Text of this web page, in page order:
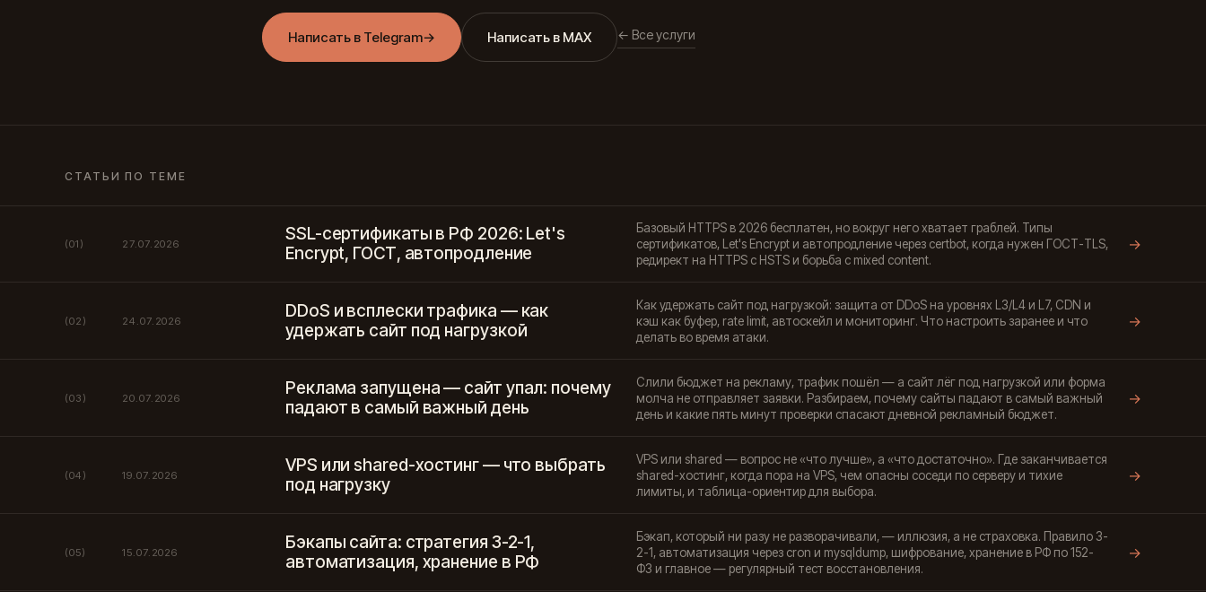
Написать в Telegram→ Написать в MAX ← Все услуги
СТАТЬИ ПО ТЕМЕ
(01) 27.07.2026
SSL-сертификаты в РФ 2026: Let's
Encrypt, ГОСТ, автопродление
Базовый HTTPS в 2026 бесплатен, но вокруг него хватает граблей. Типы
сертификатов, Let's Encrypt и автопродление через certbot, когда нужен ГОСТ-TLS,
редирект на HTTPS с HSTS и борьба с mixed content.
→
(02) 24.07.2026
DDoS и всплески трафика — как
удержать сайт под нагрузкой
Как удержать сайт под нагрузкой: защита от DDoS на уровнях L3/L4 и L7, CDN и
кэш как буфер, rate limit, автоскейл и мониторинг. Что настроить заранее и что
делать во время атаки.
→
(03) 20.07.2026
Реклама запущена — сайт упал: почему
падают в самый важный день
Слили бюджет на рекламу, трафик пошёл — а сайт лёг под нагрузкой или форма
молча не отправляет заявки. Разбираем, почему сайты падают в самый важный
день и какие пять минут проверки спасают дневной рекламный бюджет.
→
(04) 19.07.2026
VPS или shared-хостинг — что выбрать
под нагрузку
VPS или shared — вопрос не «что лучше», а «что достаточно». Где заканчивается
shared-хостинг, когда пора на VPS, чем опасны соседи по серверу и тихие
лимиты, и таблица-ориентир для выбора.
→
(05) 15.07.2026
Бэкапы сайта: стратегия 3-2-1,
автоматизация, хранение в РФ
Бэкап, который ни разу не разворачивали, — иллюзия, а не страховка. Правило 3-
2-1, автоматизация через cron и mysqldump, шифрование, хранение в РФ по 152-
ФЗ и главное — регулярный тест восстановления.
→